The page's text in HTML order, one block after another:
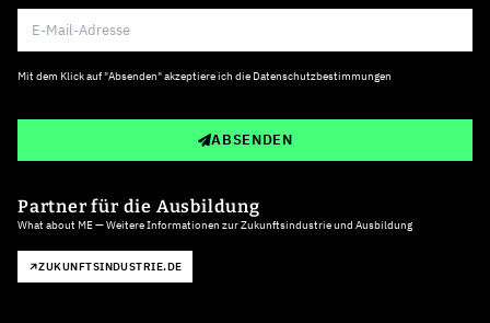
Mit dem Klick auf "Absenden" akzeptiere ich die Datenschutzbestimmungen
ABSENDEN
Partner für die Ausbildung
What about ME — Weitere Informationen zur Zukunftsindustrie und Ausbildung
ZUKUNFTSINDUSTRIE.DE